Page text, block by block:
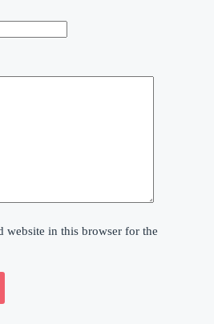
website in this browser for the